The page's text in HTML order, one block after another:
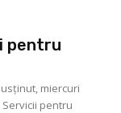
pentru
miercuri
pentru